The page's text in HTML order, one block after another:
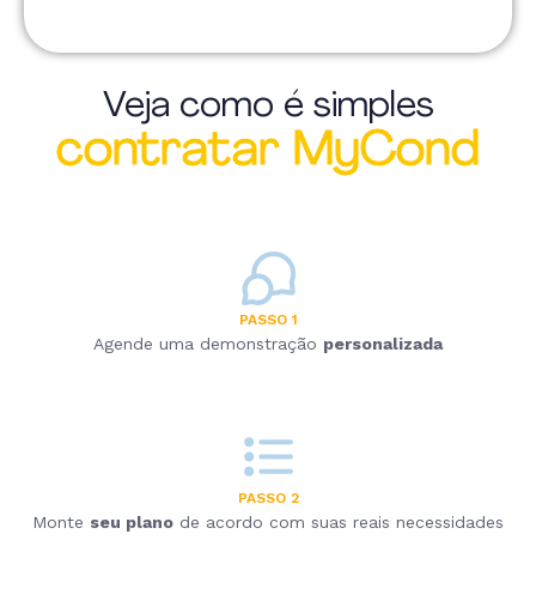
Veja como é simples
contratar MyCond
PASSO 1
Agende uma demonstração personalizada
PASSO 2
Monte seu plano de acordo com suas reais necessidades